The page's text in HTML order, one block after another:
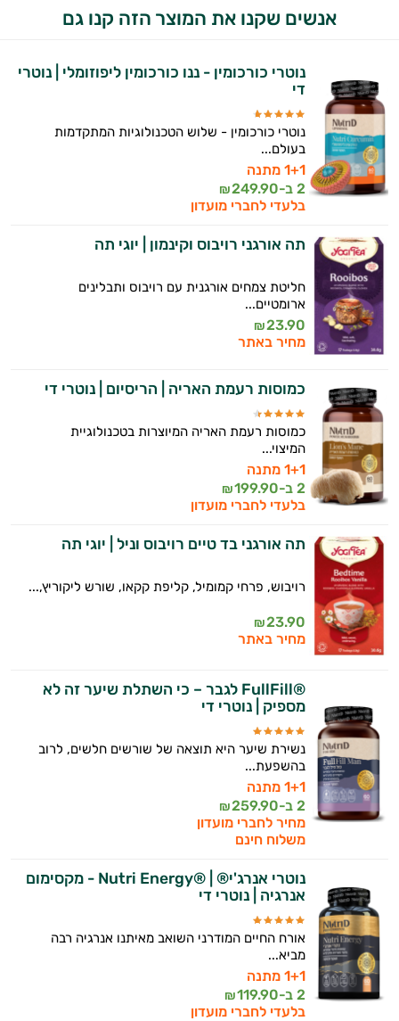
אנשים שקנו את המוצר הזה קנו גם
נוטרי כורכומין - ננו כורכומין ליפוזומלי | נוטרי
די
נוטרי כורכומין - שלוש הטכנולוגיות המתקדמות
בעולם...
1+1 מתנה
2 ב-
249.90
₪
בלעדי לחברי מועדון
תה אורגני רויבוס וקינמון | יוגי תה
חליטת צמחים אורגנית עם רויבוס ותבלינים
ארומטיים...
23.90
₪
מחיר באתר
כמוסות רעמת האריה | הריסיום | נוטרי די
כמוסות רעמת האריה המיוצרות בטכנולוגיית
המיצוי...
1+1 מתנה
2 ב-
199.90
₪
בלעדי לחברי מועדון
תה אורגני בד טיים רויבוס וניל | יוגי תה
רויבוש, פרחי קמומיל, קליפת קקאו, שורש ליקוריץ,...
23.90
₪
מחיר באתר
®FullFill לגבר – כי השתלת שיער זה לא
מספיק | נוטרי די
נשירת שיער היא תוצאה של שורשים חלשים, לרוב
בהשפעת...
1+1 מתנה
2 ב-
259.90
₪
מחיר לחברי מועדון
משלוח חינם
נוטרי אנרג'י® | ®Nutri Energy - מקסימום
אנרגיה | נוטרי די
אורח החיים המודרני השואב מאיתנו אנרגיה רבה
מביא...
1+1 מתנה
2 ב-
119.90
₪
בלעדי לחברי מועדון
היי,
התשובות שלי מבוססות על מאגרי מידע קליניים
וספרות מקצועית בתחומי הרפואה הטבעית
ותזונת הספורט.
אני כאן כדי לעזור לך להתאים את תוספי
התזונה ומוצרי הבריאות המדויקים למטרות
עובדים יחד כדי למקסם תוצאות גם בחיי היום
יום וגם בתחום הכושר והספורט.
המטרה שלי היא להתאים עבורך המלצות
אישיות מבוססות מדעית.
זה הזמן להתחיל. איך אוכל לעזור?